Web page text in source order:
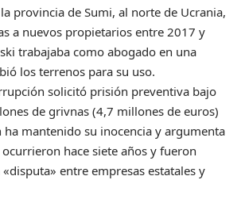
provincia de Sumi, al norte de Ucrania,
a nuevos propietarios entre 2017 y
trabajaba como abogado en una
los terrenos para su uso.
solicitó prisión preventiva bajo
de grivnas (4,7 millones de euros)
ha mantenido su inocencia y argumenta
hace siete años y fueron
entre empresas estatales y